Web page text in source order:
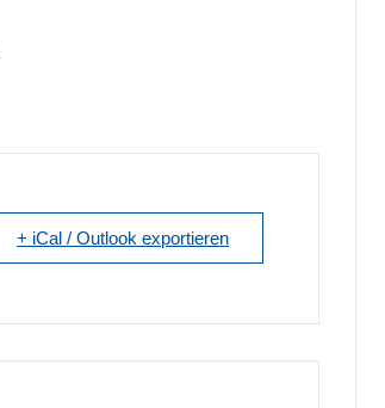
+ iCal / Outlook exportieren